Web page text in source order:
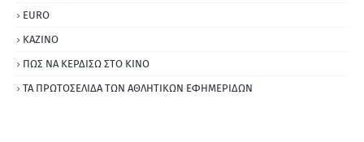
ΕURO
ΚΑΖΙΝΟ
ΠΩΣ ΝΑ ΚΕΡΔΙΣΩ ΣΤΟ ΚΙΝΟ
ΤΑ ΠΡΩΤΟΣΕΛΙΔΑ ΤΩΝ ΑΘΛΗΤΙΚΩΝ ΕΦΗΜΕΡΙΔΩΝ